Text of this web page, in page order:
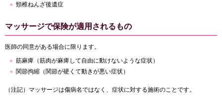
頸椎ねんざ後遺症
マッサージで保険が適用されるもの
医師の同意がある場合に限ります。
筋麻痺（筋肉が麻痺して自由に動けないような症状）
関節拘縮（関節が硬くて動きが悪い症状）
（注記）マッサージは傷病名ではなく、症状に対する施術のことです。